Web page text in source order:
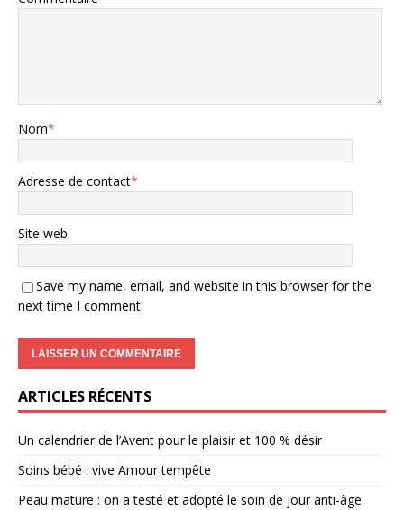
Nom*
Adresse de contact*
Site web
Save my name, email, and website in this browser for the
next time I comment.
ARTICLES RÉCENTS
Un calendrier de l’Avent pour le plaisir et 100 % désir
Soins bébé : vive Amour tempête
Peau mature : on a testé et adopté le soin de jour anti-âge